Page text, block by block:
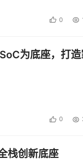
0
为底座，打
0
栈创新底座